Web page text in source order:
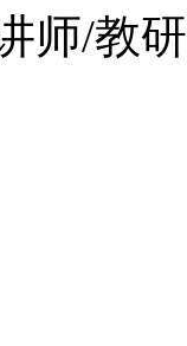
师/教